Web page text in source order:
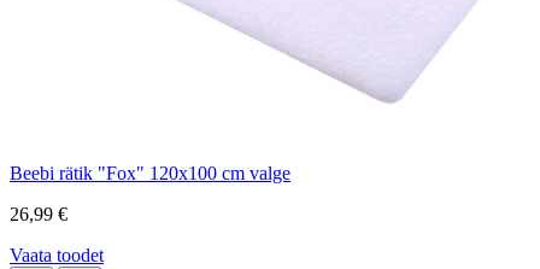
Beebi rätik "Fox" 120x100 cm valge
26,99 €
Vaata toodet